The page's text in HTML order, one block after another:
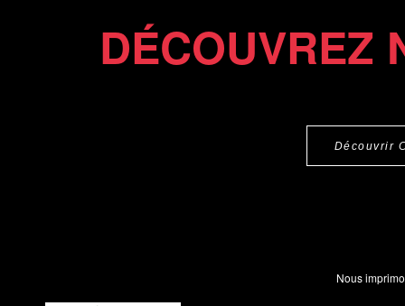
DÉCOUVREZ
Découvrir
Nous